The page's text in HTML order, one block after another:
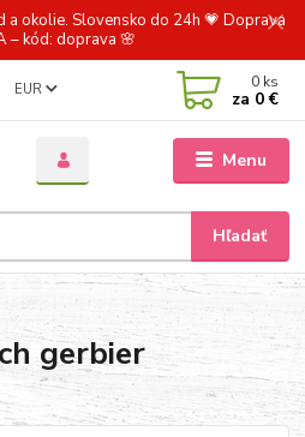
a okolie. Slovensko do 24h 💗 Doprava
– kód: doprava 🌸
Menu
EUR
Hľadať
0 ks
za 0 €
gerbier